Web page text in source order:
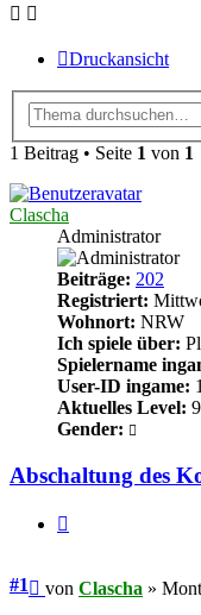
Druckansicht
1 Beitrag • Seite 1 von 1
Clascha
Administrator
Beiträge: 202
Registriert:
Wohnort: NRW
Ich spiele über:
Spielername
User-ID ingame:
Aktuelles Level:
Gender:
Abschaltung des
#1 Beitrag
von Clascha »